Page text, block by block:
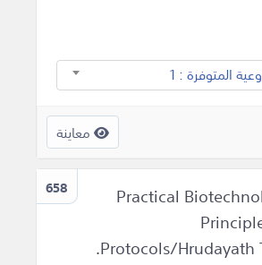
المتوفرة : 1
معاينة
658
Practical
Protocols/Hrudayath